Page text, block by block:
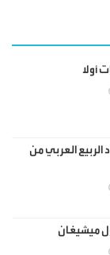
أولا
الربيع العربي من
ميشيغان